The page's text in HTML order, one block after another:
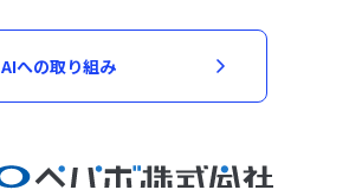
AIへの取り組み